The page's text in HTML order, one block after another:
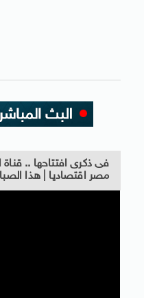
فى ذكرى افتتاحها ..
مصر اقتصاديا | هذا